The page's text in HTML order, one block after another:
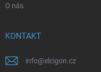
O nás
KONTAKT
info@elcigon.cz